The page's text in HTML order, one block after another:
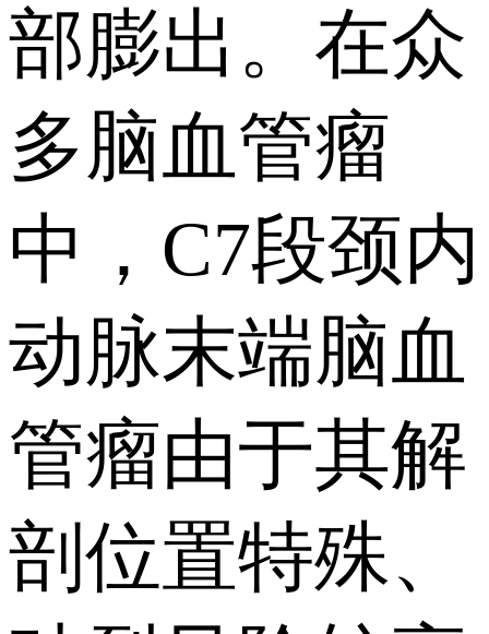
部膨出。在众
多脑血管瘤
中，C7段颈内
动脉末端脑血
管瘤由于其解
剖位置特殊、